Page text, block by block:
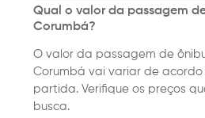
Qual o valor da passagem
Corumbá?
O valor da passagem de
Corumbá vai variar de
partida. Verifique os preços
busca.